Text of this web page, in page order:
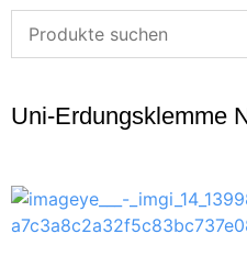
Uni-Erdungsklemme